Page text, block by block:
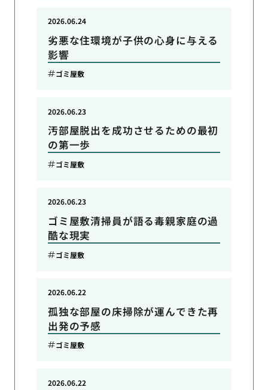
劣悪な住環境が子供の心身に与える
影響
2026.06.24
ゴミ屋敷
汚部屋脱出を成功させるための最初
の第一歩
2026.06.23
ゴミ屋敷
ゴミ屋敷清掃員が語る毒親家庭の過
酷な現実
2026.06.23
ゴミ屋敷
孤独な部屋の床掃除が運んできた再
出発の予感
2026.06.22
ゴミ屋敷
2026.06.22